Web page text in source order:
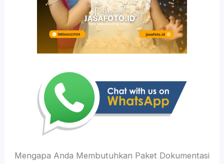
Mengapa Anda Membutuhkan Paket Dokumentasi